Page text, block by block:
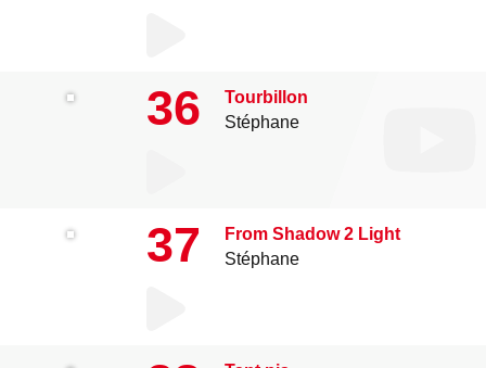
36
Tourbillon
Stéphane
37
From Shadow 2 Light
Stéphane